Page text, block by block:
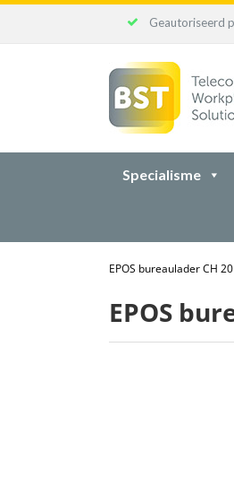
Geautoriseerd
Specialisme
EPOS bureaulader CH
EPOS